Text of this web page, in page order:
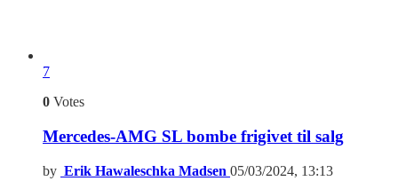
7
0 Votes
Mercedes-AMG SL bombe frigivet til salg
by Erik Hawaleschka Madsen 05/03/2024, 13:13